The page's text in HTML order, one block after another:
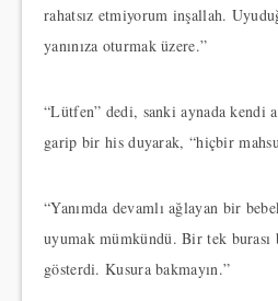
rahatsız etmiyorum inşallah.
yanınıza oturmak üzere.”
“Lütfen” dedi, sanki aynada kendi
garip bir his duyarak, “hiçbir
“Yanımda devamlı ağlayan bir
uyumak mümkündü. Bir tek burası
gösterdi. Kusura bakmayın.”